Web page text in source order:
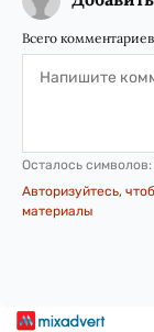
Всего
Осталось символов:
Авторизуйтесь,
материалы